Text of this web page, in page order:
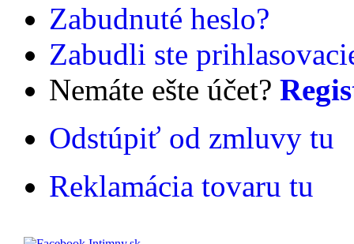
Zabudnuté heslo?
Zabudli ste
Nemáte ešte účet?
Odstúpiť od zmluvy tu
Reklamácia tovaru tu